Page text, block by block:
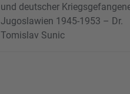
und deutscher
Jugoslawien 1945-1953 – Dr.
Tomislav Sunic